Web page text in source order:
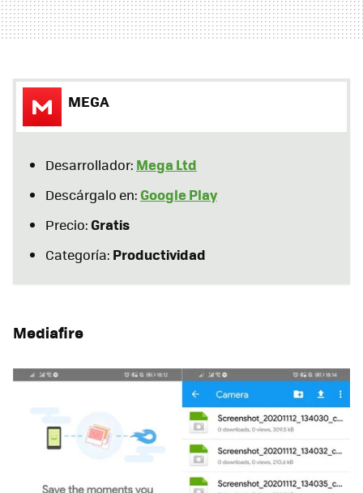
MEGA
Desarrollador: Mega Ltd
Descárgalo en: Google Play
Precio:Gratis
Categoría: Productividad
Mediafire